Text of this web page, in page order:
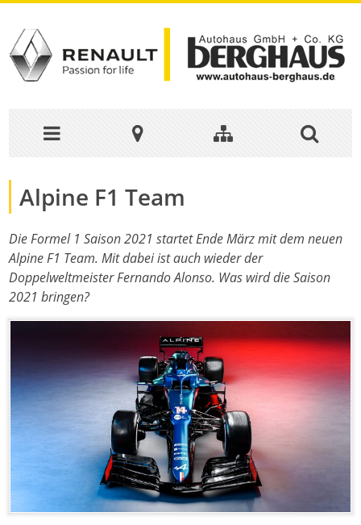
Alpine F1 Team
Die Formel 1 Saison 2021 startet Ende März mit dem neuen
Alpine F1 Team. Mit dabei ist auch wieder der
Doppelweltmeister Fernando Alonso. Was wird die Saison
2021 bringen?